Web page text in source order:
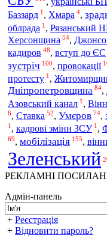
Баззард 1 , Хмара 4,
облрада 1 , Рязанський
Херсонщина 54,
кадиров 48, вступ до ЄС
зустріч 100, провокації
протесту 1 ,
Дніпропетровщина 84,
Азовський канал 1 ,
6, Ставка 52, Умєров 74,
1 , кадрові зміни ЗСУ 1 ,
69, мобілізація 155,
Зеленський
РЕКЛАМНІ
Адмін-панель
+ Реєстрація
+ Відновити пароль?